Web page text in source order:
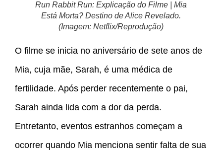
Run Rabbit Run: Explicação do Filme | Mia
Está Morta? Destino de Alice Revelado.
(Imagem: Netflix/Reprodução)
O filme se inicia no aniversário de sete anos de
Mia, cuja mãe, Sarah, é uma médica de
fertilidade. Após perder recentemente o pai,
Sarah ainda lida com a dor da perda.
Entretanto, eventos estranhos começam a
ocorrer quando Mia menciona sentir falta de sua